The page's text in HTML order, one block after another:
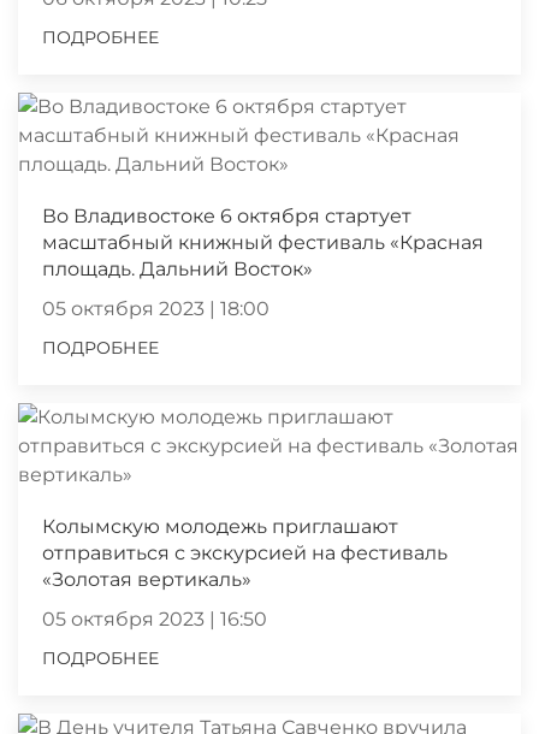
ПОДРОБНЕЕ
Во Владивостоке 6 октября стартует
масштабный книжный фестиваль «Красная
площадь. Дальний Восток»
05 октября 2023 | 18:00
ПОДРОБНЕЕ
Колымскую молодежь приглашают
отправиться с экскурсией на фестиваль
«Золотая вертикаль»
05 октября 2023 | 16:50
ПОДРОБНЕЕ